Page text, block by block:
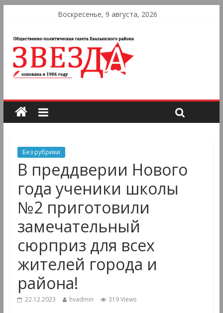
Воскресенье, 9 августа, 2026
Без рубрики
В преддверии Нового
года ученики школы
№2 приготовили
замечательный
сюрприз для всех
жителей города и
района!
22.12.2023 hvadmin 319 Views